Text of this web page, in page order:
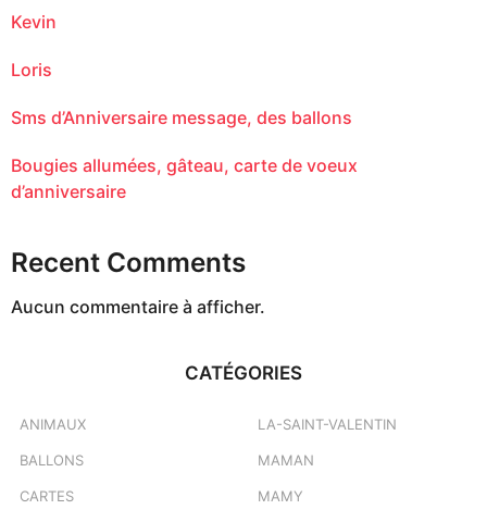
:Kevin
Loris
Sms d’Anniversaire message, des ballons
Bougies allumées, gâteau, carte de voeux
d’anniversaire
Recent Comments
Aucun commentaire à afficher.
CATÉGORIES
ANIMAUX
BALLONS
CARTES
LA-SAINT-VALENTIN
MAMAN
MAMY